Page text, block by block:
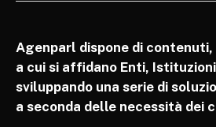
Agenparl dispone di
a cui si affidano Enti,
sviluppando una serie di
a seconda delle necessità dei